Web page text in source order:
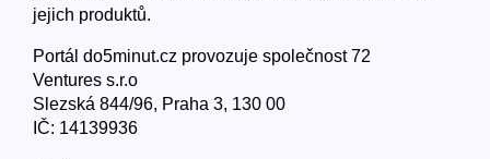
jejich produktů.
Portál do5minut.cz provozuje společnost 72
Ventures s.r.o
Slezská 844/96, Praha 3, 130 00
IČ: 14139936